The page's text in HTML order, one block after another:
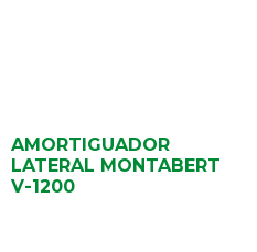
AMORTIGUADOR
LATERAL MONTABERT
V-1200